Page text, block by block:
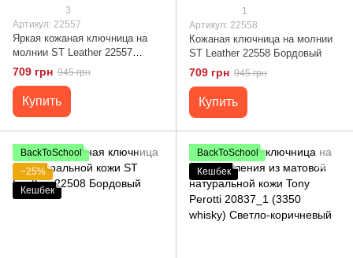
3
Артикул: 22557
Яркая кожаная ключница на
молнии ST Leather 22557
Красный
709 грн 945 грн
Купить
1
Артикул: 22558
Кожаная ключница на молнии
ST Leather 22558 Бордовый
709 грн 945 грн
Купить
BackToSchool
−25%
Кешбек
BackToSchool
Кешбек